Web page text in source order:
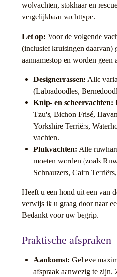
wolvachten, stokhaar en
vergelijkbaar vachttype.
Let op: Voor de volgende
(inclusief kruisingen daarvan)
aannamestop en worden geen
Designerrassen: Alle
(Labradoodles,
Knip- en scheervachten:
Tzu's, Bichon Frisé,
Yorkshire Terriërs,
vachten.
Plukvachten: Alle
moeten worden (zoals
Schnauzers, Cairn
​Heeft u een hond uit een van
verwijs ik u graag door naar
Bedankt voor uw begrip.
Praktische afspraken
Aankomst: Gelieve
afspraak aanwezig te zijn.